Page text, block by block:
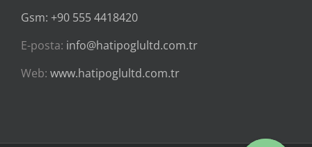
Gsm: +90 555 4418420
E-posta: info@hatipoglultd.com.tr
Web: www.hatipoglultd.com.tr